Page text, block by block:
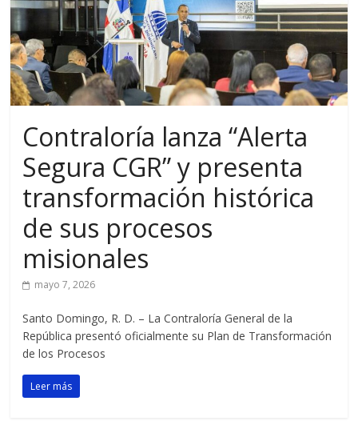
Contraloría lanza “Alerta
Segura CGR” y presenta
transformación histórica
de sus procesos
misionales
mayo 7, 2026
Santo Domingo, R. D. – La Contraloría General de la
República presentó oficialmente su Plan de Transformación
de los Procesos
Leer más